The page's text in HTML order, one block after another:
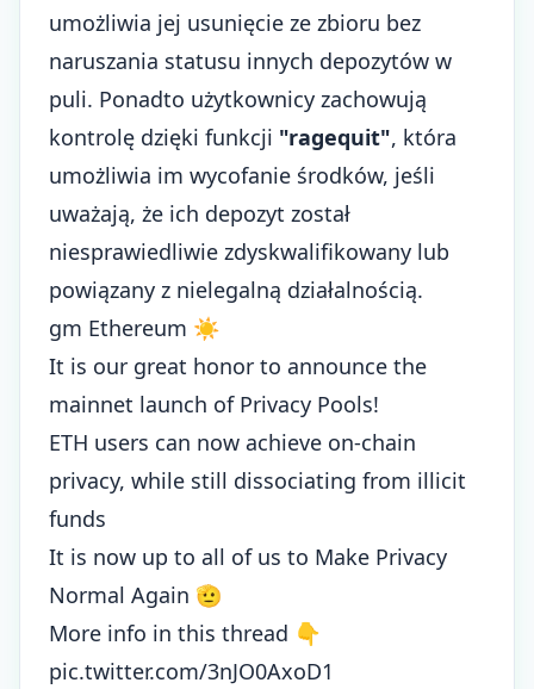
umożliwia jej usunięcie ze zbioru bez
naruszania statusu innych depozytów w
puli. Ponadto użytkownicy zachowują
kontrolę dzięki funkcji "ragequit", która
umożliwia im wycofanie środków, jeśli
uważają, że ich depozyt został
niesprawiedliwie zdyskwalifikowany lub
powiązany z nielegalną działalnością.
gm Ethereum ☀️
It is our great honor to announce the
mainnet launch of Privacy Pools!
ETH users can now achieve on-chain
privacy, while still dissociating from illicit
funds
It is now up to all of us to Make Privacy
Normal Again 🫡
More info in this thread 👇
pic.twitter.com/3nJO0AxoD1